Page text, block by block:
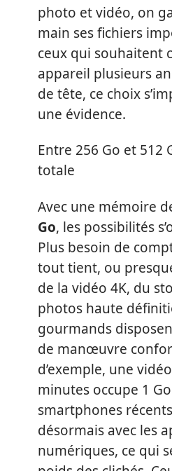
photo et vidéo, on
main ses fichiers
ceux qui souhaitent
appareil plusieurs
de tête, ce choix
une évidence.
Entre 256 Go et 512
totale
Avec une mémoire
Go, les possibilités
Plus besoin de
tout tient, ou
de la vidéo 4K, du
photos haute
gourmands
de manœuvre
d’exemple, une
minutes occupe 1
smartphones
désormais avec les
numériques, ce qui